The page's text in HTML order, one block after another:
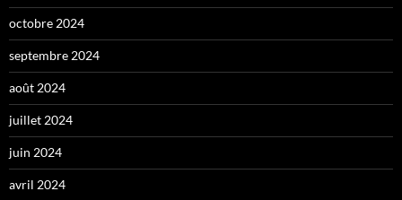
octobre 2024
septembre 2024
août 2024
juillet 2024
juin 2024
avril 2024